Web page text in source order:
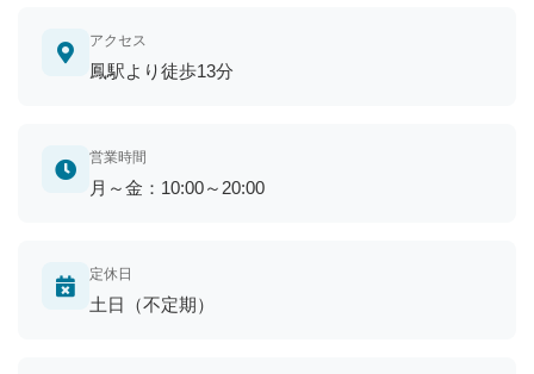
アクセス
鳳駅より徒歩13分
営業時間
月～金：10:00～20:00
定休日
土日（不定期）